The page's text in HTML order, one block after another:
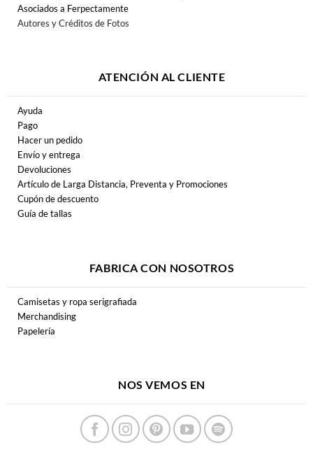
Asociados a Ferpectamente
Autores y Créditos de Fotos
ATENCIÓN AL CLIENTE
Ayuda
Pago
Hacer un pedido
Envío y entrega
Devoluciones
Artículo de Larga Distancia, Preventa y Promociones
Cupón de descuento
Guía de tallas
FABRICA CON NOSOTROS
Camisetas y ropa serigrafiada
Merchandising
Papelería
NOS VEMOS EN